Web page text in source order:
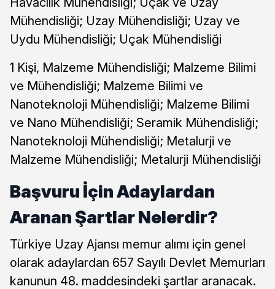
Mühendisliği; Uzay Mühendisliği; Uzay ve
Uydu Mühendisliği; Uçak Mühendisliği
1 Kişi, Malzeme Mühendisliği; Malzeme Bilimi
ve Mühendisliği; Malzeme Bilimi ve
Nanoteknoloji Mühendisliği; Malzeme Bilimi
ve Nano Mühendisliği; Seramik Mühendisliği;
Nanoteknoloji Mühendisliği; Metalurji ve
Malzeme Mühendisliği; Metalurji Mühendisliği
Başvuru İçin Adaylardan
Aranan Şartlar Nelerdir?
Türkiye Uzay Ajansı memur alımı için genel
olarak adaylardan 657 Sayılı Devlet Memurları
kanunun 48. maddesindeki şartlar aranacak.